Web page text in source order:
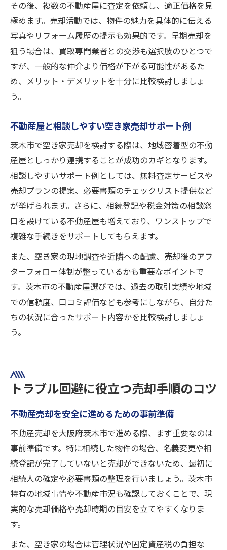
その後、複数の不動産屋に査定を依頼し、適正価格を見
極めます。売却活動では、物件の魅力を具体的に伝える
写真やリフォーム履歴の提示も効果的です。早期売却を
狙う場合は、買取専門業者との交渉も選択肢のひとつで
すが、一般的な仲介より価格が下がる可能性があるた
め、メリット・デメリットを十分に比較検討しましょ
う。
不動産屋と相談しやすい空き家売却サポート例
茨木市で空き家売却を検討する際は、地域密着型の不動
産屋としっかり連携することが成功のカギとなります。
相談しやすいサポート例としては、無料査定サービスや
売却プランの提案、必要書類のチェックリスト提供など
が挙げられます。さらに、相続登記や税金対策の相談窓
口を設けている不動産屋も増えており、ワンストップで
複雑な手続きをサポートしてもらえます。
また、空き家の現地調査や近隣への配慮、売却後のアフ
ターフォロー体制が整っているかも重要なポイントで
す。茨木市の不動産屋選びでは、過去の取引実績や地域
での信頼度、口コミ評価なども参考にしながら、自分た
ちの状況に合ったサポート内容かを比較検討しましょ
う。
トラブル回避に役立つ売却手順のコツ
不動産売却を安全に進めるための事前準備
不動産売却を大阪府茨木市で進める際、まず重要なのは
事前準備です。特に相続した物件の場合、名義変更や相
続登記が完了していないと売却ができないため、最初に
相続人の確定や必要書類の整理を行いましょう。茨木市
特有の地域事情や不動産市況も確認しておくことで、現
実的な売却価格や売却時期の目安を立てやすくなりま
す。
また、空き家の場合は管理状況や固定資産税の負担な